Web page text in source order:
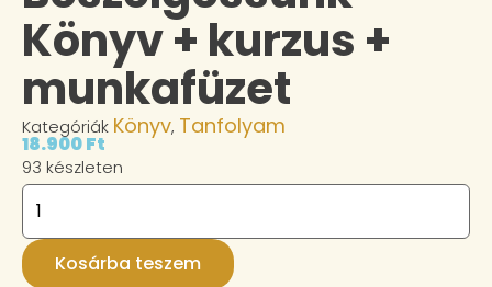
Könyv + kurzus +
munkafüzet
Kategóriák Könyv, Tanfolyam
18.900Ft
93 készleten
Kosárba teszem